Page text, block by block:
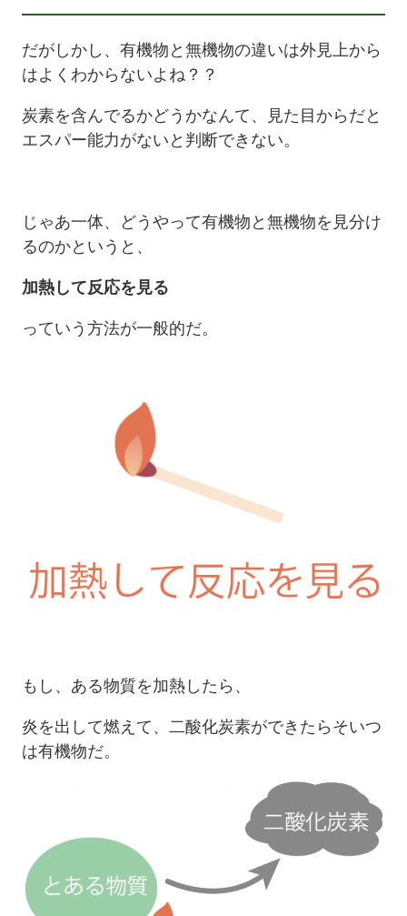
だがしかし、有機物と無機物の違いは外見上から
はよくわからないよね？？
炭素を含んでるかどうかなんて、見た目からだと
エスパー能力がないと判断できない。
じゃあ一体、どうやって有機物と無機物を見分け
るのかというと、
加熱して反応を見る
っていう方法が一般的だ。
もし、ある物質を加熱したら、
炎を出して燃えて、二酸化炭素ができたらそいつ
は有機物だ。